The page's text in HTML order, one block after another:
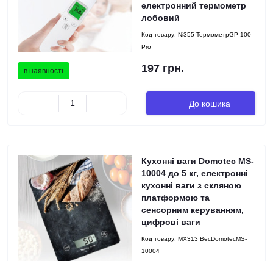
в наявності
електронний термометр
лобовий
Код товару: Ni355 ТермометрGP-100
Pro
197 грн.
До кошика
Кухонні ваги Domotec MS-
10004 до 5 кг, електронні
кухонні ваги з скляною
платформою та
сенсорним керуванням,
цифрові ваги
Код товару: MX313 ВесDomotecMS-
10004